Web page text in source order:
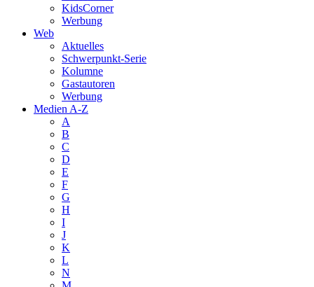
KidsCorner
Werbung
Web
Aktuelles
Schwerpunkt-Serie
Kolumne
Gastautoren
Werbung
Medien A-Z
A
B
C
D
E
F
G
H
I
J
K
L
N